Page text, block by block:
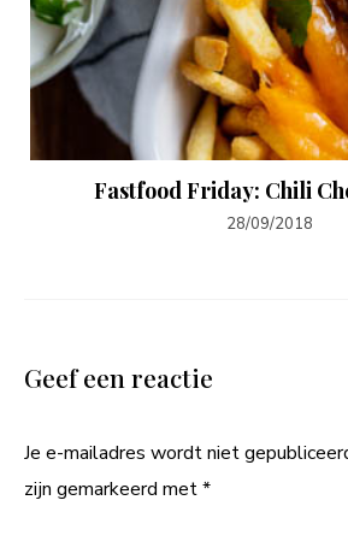
Fastfood Friday: Chili
28/09/2018
Geef een reactie
Je e-mailadres wordt niet
zijn gemarkeerd met*